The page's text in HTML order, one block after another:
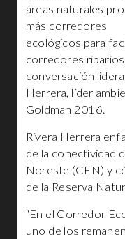
áreas naturales
más corredores
ecológicos para
corredores
conversación
Herrera, líder
Goldman 2016.
Rivera Herrera
de la conectividad
Noreste (CEN) y
de la Reserva
“En el Corredor
uno de los